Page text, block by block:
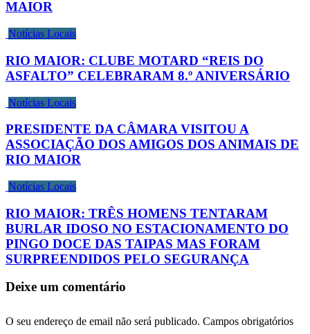
MAIOR
Notícias Locais
RIO MAIOR: CLUBE MOTARD “REIS DO
ASFALTO” CELEBRARAM 8.º ANIVERSÁRIO
Notícias Locais
PRESIDENTE DA CÂMARA VISITOU A
ASSOCIAÇÃO DOS AMIGOS DOS ANIMAIS DE
RIO MAIOR
Notícias Locais
RIO MAIOR: TRÊS HOMENS TENTARAM
BURLAR IDOSO NO ESTACIONAMENTO DO
PINGO DOCE DAS TAIPAS MAS FORAM
SURPREENDIDOS PELO SEGURANÇA
Deixe um comentário
O seu endereço de email não será publicado. Campos obrigatórios